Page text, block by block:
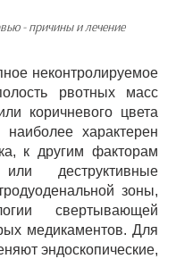
- причины и лечение
неконтролируемое
рвотных масс
коричневого цвета
характерен
к другим факторам
деструктивные
зоны,
свертывающей
медикаментов. Для
эндоскопические,